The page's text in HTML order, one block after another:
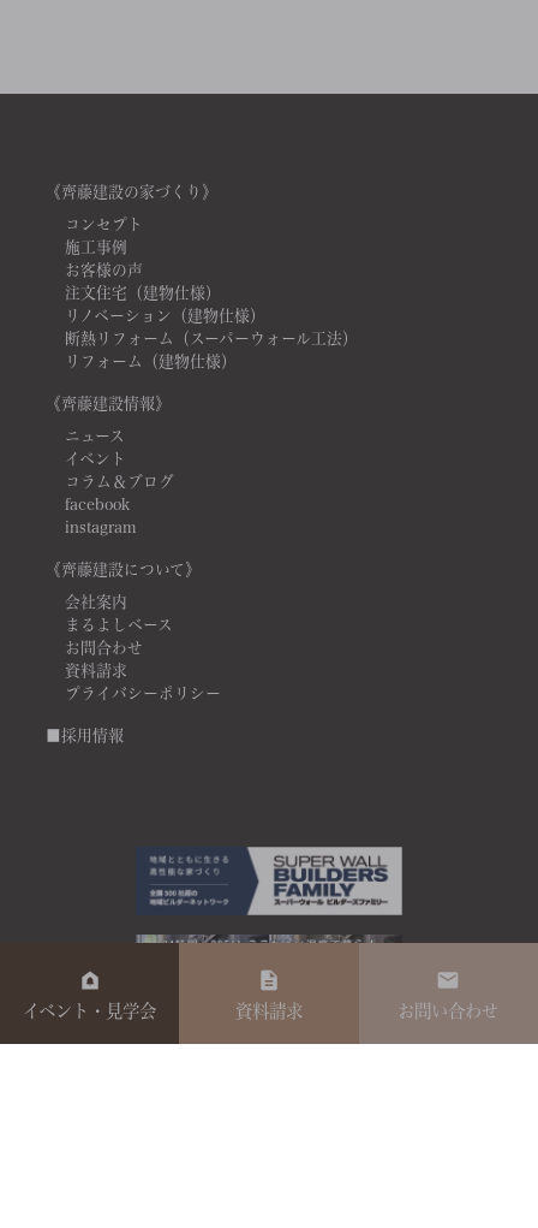
《齊藤建設の家づくり》
コンセプト
施工事例
お客様の声
注文住宅（建物仕様）
リノベーション（建物仕様）
断熱リフォーム（スーパーウォール工法）
リフォーム（建物仕様）
《齊藤建設情報》
ニュース
イベント
コラム＆ブログ
facebook
instagram
《齊藤建設について》
会社案内
まるよしベース
お問合わせ
資料請求
プライバシーポリシー
■採用情報
イベント・見学会 資料請求 お問い合わせ